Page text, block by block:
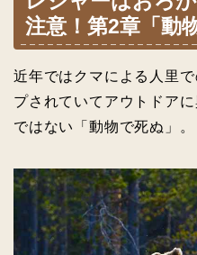
注意！第2章「動
近年ではクマによる人里
プされていてアウトドア
ではない「動物で死ぬ」。